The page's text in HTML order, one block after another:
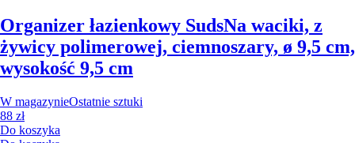
Organizer łazienkowy SudsNa waciki, z
żywicy polimerowej, ciemnoszary, ø 9,5 cm,
wysokość 9,5 cm
W magazynieOstatnie sztuki
88 zł
Do koszyka